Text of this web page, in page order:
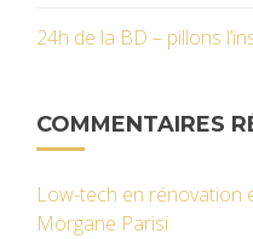
24h de la BD – pillons
COMMENTAIRES
Low-tech en rénovation
Morgane Parisi